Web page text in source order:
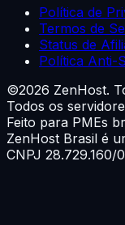
Política de
Termos de
Status de
Política Anti-
©2026 ZenHost.
Todos os
Feito para PMEs
ZenHost Brasil é
CNPJ 28.729.160/